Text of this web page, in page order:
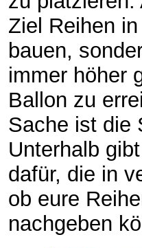
Ziel Reihen
bauen,
immer höher
Ballon zu
Sache ist die
Unterhalb
dafür, die in
ob eure
nachgeben